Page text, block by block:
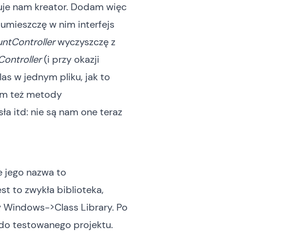
nam kreator. Dodam więc
w nim interfejs
wyczyszczę z
(i przy okazji
w jednym pliku, jak to
też metody
itd: nie są nam one teraz
jego nazwa to
to zwykła biblioteka,
>Class Library. Po
testowanego projektu.